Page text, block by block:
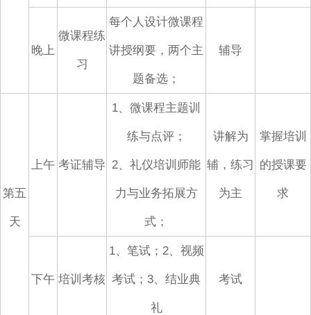
晚上
微课程练
习
每个人设计微课程
讲授纲要，两个主
题备选；
辅导
第五
天
上午 考证辅导
1、微课程主题训
练与点评；
2、礼仪培训师能
力与业务拓展方
式；
讲解为
辅，练习
为主
掌握培训
的授课要
求
下午 培训考核
1、笔试；2、视频
考试；3、结业典
礼
考试